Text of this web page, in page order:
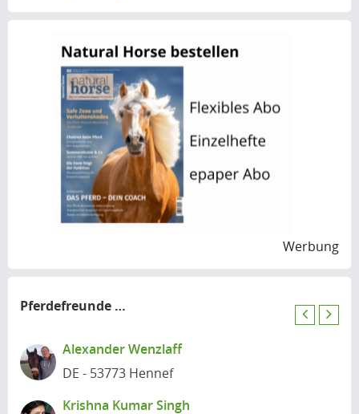
Werbung
Pferdefreunde
in der Nähe
Alexander Wenzlaff
DE - 53773 Hennef
Krishna Kumar Singh
P
N